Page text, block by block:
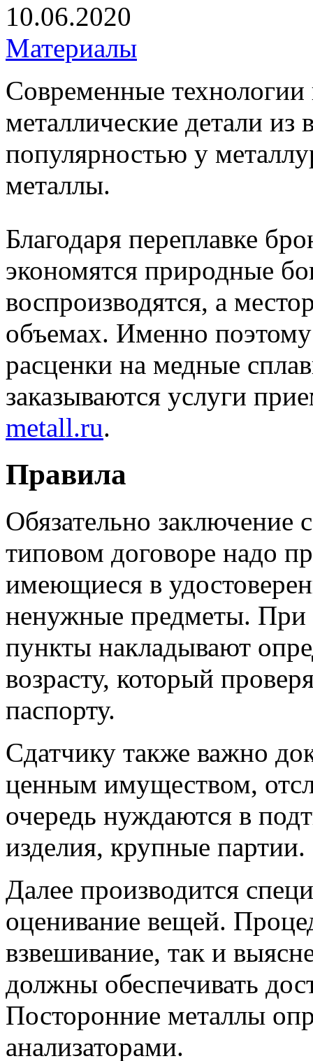
10.06.2020
Материалы
Современные
металлические детали
популярностью у
металлы.
Благодаря переплавке
экономятся природные
воспроизводятся, а
объемах. Именно
расценки на медные
заказываются услуги
metall.ru.
Правила
Обязательно заключение
типовом договоре надо
имеющиеся в
ненужные предметы. При
пункты накладывают
возрасту, который
паспорту.
Сдатчику также важно
ценным имуществом,
очередь нуждаются в
изделия, крупные партии.
Далее производится
оценивание вещей.
взвешивание, так и
должны обеспечивать
Посторонние металлы
анализаторами.